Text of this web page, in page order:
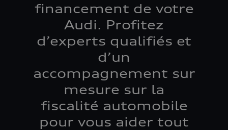
financement de votre
Audi. Profitez
d’experts qualifiés et
d’un
accompagnement sur
mesure sur la
fiscalité automobile
pour vous aider tout